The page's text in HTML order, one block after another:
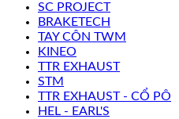
SC PROJECT
BRAKETECH
TAY CÔN TWM
KINEO
TTR EXHAUST
STM
TTR EXHAUST - CỔ PÔ
HEL - EARL'S